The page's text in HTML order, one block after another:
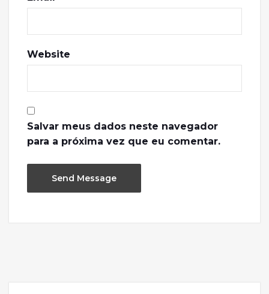
Website
Salvar meus dados neste navegador
para a próxima vez que eu comentar.